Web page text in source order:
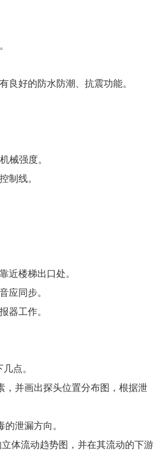
好的防水防潮、抗震功能。
械强度。
制线。
楼梯出口处。
应同步。
器工作。
点。
并画出探头位置分布图，根据泄
泄漏方向。
体流动趋势图，并在其流动的下游